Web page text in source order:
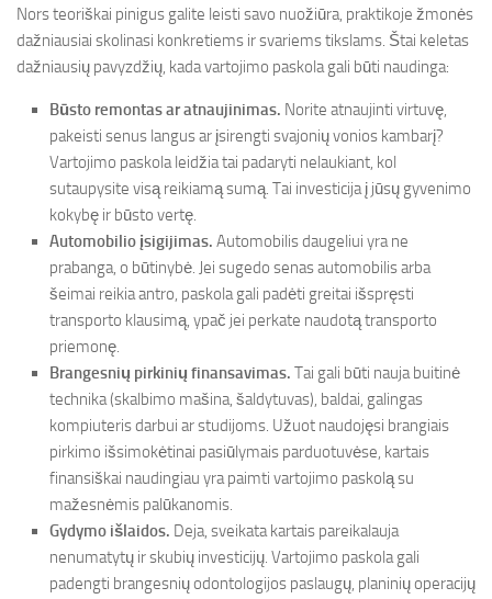
Nors teoriškai pinigus galite leisti savo nuožiūra, praktikoje žmonės
dažniausiai skolinasi konkretiems ir svariems tikslams. Štai keletas
dažniausių pavyzdžių, kada vartojimo paskola gali būti naudinga:
Būsto remontas ar atnaujinimas. Norite atnaujinti virtuvę,
pakeisti senus langus ar įsirengti svajonių vonios kambarį?
Vartojimo paskola leidžia tai padaryti nelaukiant, kol
sutaupysite visą reikiamą sumą. Tai investicija į jūsų gyvenimo
kokybę ir būsto vertę.
Automobilio įsigijimas. Automobilis daugeliui yra ne
prabanga, o būtinybė. Jei sugedo senas automobilis arba
šeimai reikia antro, paskola gali padėti greitai išspręsti
transporto klausimą, ypač jei perkate naudotą transporto
priemonę.
Brangesnių pirkinių finansavimas. Tai gali būti nauja buitinė
technika (skalbimo mašina, šaldytuvas), baldai, galingas
kompiuteris darbui ar studijoms. Užuot naudojęsi brangiais
pirkimo išsimokėtinai pasiūlymais parduotuvėse, kartais
finansiškai naudingiau yra paimti vartojimo paskolą su
mažesnėmis palūkanomis.
Gydymo išlaidos. Deja, sveikata kartais pareikalauja
nenumatytų ir skubių investicijų. Vartojimo paskola gali
padengti brangesnių odontologijos paslaugų, planinių operacijų